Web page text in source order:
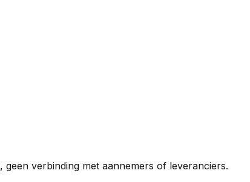
verbinding met aannemers of leveranciers.